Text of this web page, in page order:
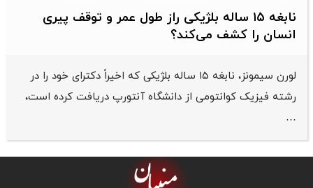
نابغه ۱۵ ساله بلژیکی راز طول عمر و توقف پیری
انسان را کشف می‌کند؟
لورن سیمونز، نابغه ۱۵ ساله بلژیکی که اخیراً دکترای خود را در
رشته فیزیک کوانتومی از دانشگاه آنتورپ دریافت کرده است،
…